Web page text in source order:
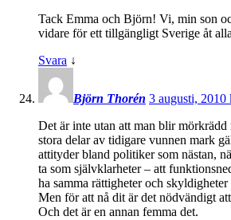
Tack Emma och Björn! Vi, min son
vidare för ett tillgängligt Sverige åt
Svara ↓
Björn Thorén 3 augusti, 2010
Det är inte utan att man blir
stora delar av tidigare vunnen mark
attityder bland politiker som nästan,
ta som självklarheter – att
ha samma rättigheter och
Men för att nå dit är det nödvändigt
Och det är en annan femma det.